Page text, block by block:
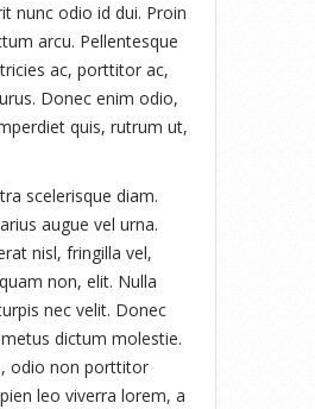
nunc odio id dui. Proin
arcu. Pellentesque
ac, porttitor ac,
Donec enim odio,
quis, rutrum ut,
scelerisque diam.
augue vel urna.
nisl, fringilla vel,
non, elit. Nulla
nec velit. Donec
dictum molestie.
odio non porttitor
leo viverra lorem, a